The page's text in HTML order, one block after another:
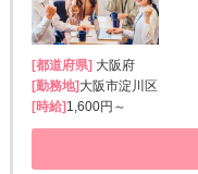
[都道府県]大阪府
[勤務地]大阪市淀川区
[時給]1,600円～